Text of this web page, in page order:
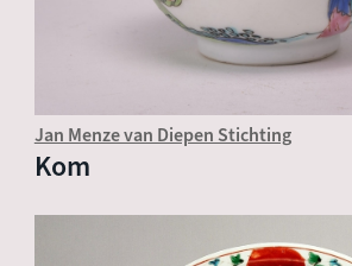
Jan Menze van Diepen Stichting
Kom